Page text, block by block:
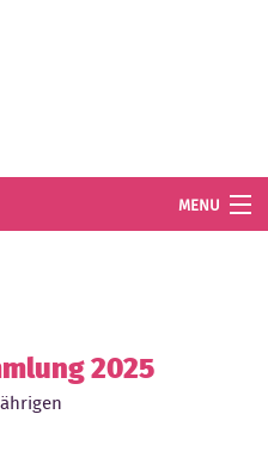
MENU
2025